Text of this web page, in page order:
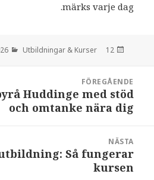
märks varje dag.
den
12 April, 2026
Utbildningar & Kurser
FÖREGÅENDE
:
Huddinge med stöd
och omtanke nära dig
NÄSTA
:
Så fungerar
kursen